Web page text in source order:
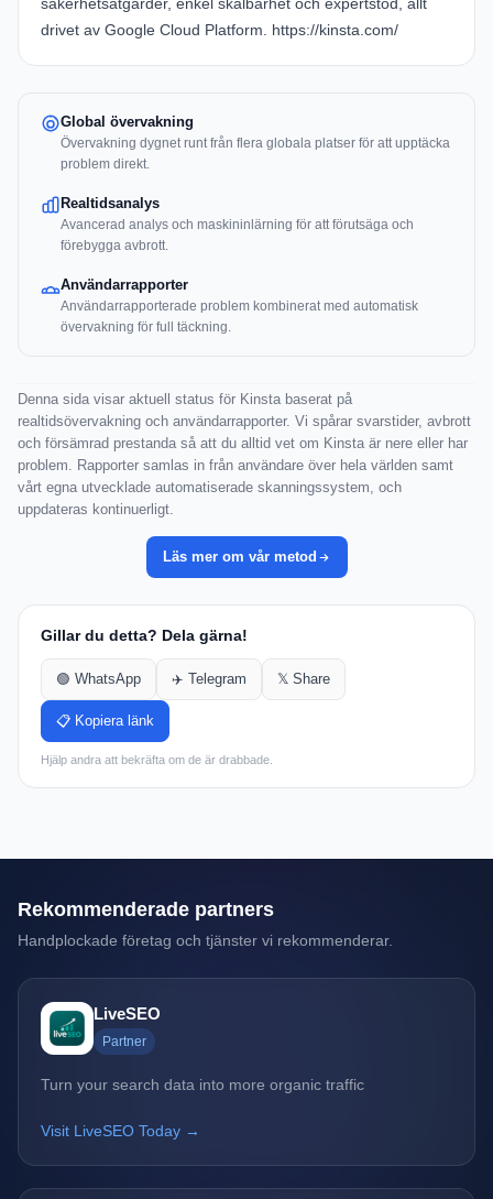
säkerhetsåtgärder, enkel skalbarhet och expertstöd, allt
drivet av Google Cloud Platform. https://kinsta.com/
Global övervakning
Övervakning dygnet runt från flera globala platser för att upptäcka
problem direkt.
Realtidsanalys
Avancerad analys och maskininlärning för att förutsäga och
förebygga avbrott.
Användarrapporter
Användarrapporterade problem kombinerat med automatisk
övervakning för full täckning.
Denna sida visar aktuell status för Kinsta baserat på
realtidsövervakning och användarrapporter. Vi spårar svarstider, avbrott
och försämrad prestanda så att du alltid vet om Kinsta är nere eller har
problem. Rapporter samlas in från användare över hela världen samt
vårt egna utvecklade automatiserade skanningssystem, och
uppdateras kontinuerligt.
Läs mer om vår metod
Gillar du detta? Dela gärna!
🟢 WhatsApp ✈️ Telegram 𝕏 Share
📋 Kopiera länk
Hjälp andra att bekräfta om de är drabbade.
Rekommenderade partners
Handplockade företag och tjänster vi rekommenderar.
LiveSEO
Partner
Turn your search data into more organic traffic
Visit LiveSEO Today →